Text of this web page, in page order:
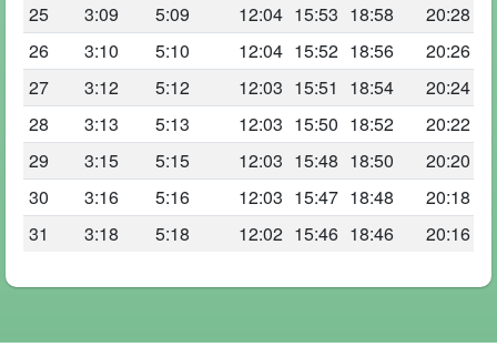
25
3:09 5:09 12:04 15:53 18:58
20:28
26
3:10 5:10 12:04 15:52 18:56
20:26
27
3:12 5:12 12:03 15:51 18:54
20:24
28
3:13 5:13 12:03 15:50 18:52
20:22
29
3:15 5:15 12:03 15:48 18:50
20:20
30
3:16 5:16 12:03 15:47 18:48
20:18
31
3:18 5:18 12:02 15:46 18:46 20:16